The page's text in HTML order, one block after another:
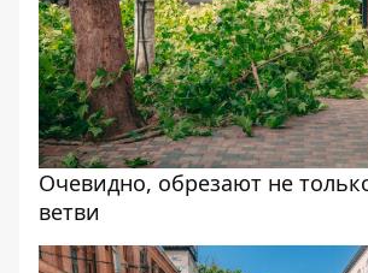
Очевидно, обрезают не
ветви